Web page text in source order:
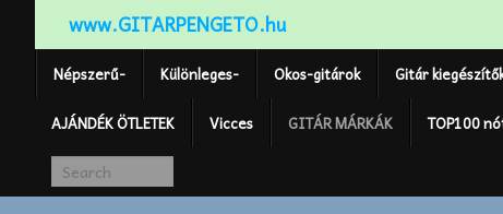
www.GITARPENGETO.hu
Népszerű- Különleges- Okos-gitárok Gitár
AJÁNDÉK ÖTLETEK Vicces GITÁR MÁRKÁK TOP100